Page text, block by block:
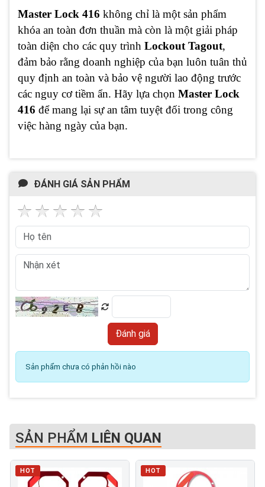
Master Lock 416 không chỉ là một sản phẩm
khóa an toàn đơn thuần mà còn là một giải pháp
toàn diện cho các quy trình Lockout Tagout,
đảm bảo rằng doanh nghiệp của bạn luôn tuân thủ
quy định an toàn và bảo vệ người lao động trước
các nguy cơ tiềm ẩn. Hãy lựa chọn Master Lock
416 để mang lại sự an tâm tuyệt đối trong công
việc hàng ngày của bạn.
ĐÁNH GIÁ SẢN PHẨM
Sản phẩm chưa có phản hồi nào
SẢN PHẨM LIÊN QUAN
HOT HOT